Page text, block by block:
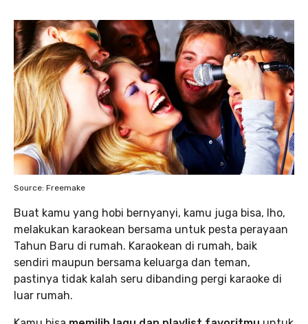
Source: Freemake
Buat kamu yang hobi bernyanyi, kamu juga bisa, lho,
melakukan karaokean bersama untuk pesta perayaan
Tahun Baru di rumah. Karaokean di rumah, baik
sendiri maupun bersama keluarga dan teman,
pastinya tidak kalah seru dibanding pergi karaoke di
luar rumah.